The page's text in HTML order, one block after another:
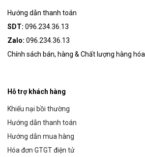
Hướng dẫn thanh toán
SDT: 096.234.36.13
Zalo: 096.234.36.13
Chính sách bán, hàng & Chất lượng hàng hóa
Hỗ trợ khách hàng
Khiếu nại bồi thường
Hướng dẫn thanh toán
Hướng dẫn mua hàng
Hóa đơn GTGT điện tử